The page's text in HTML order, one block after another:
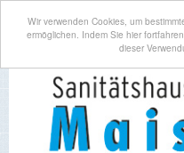
Wir verwenden Cookies, um
ermöglichen. Indem Sie hier
dieser